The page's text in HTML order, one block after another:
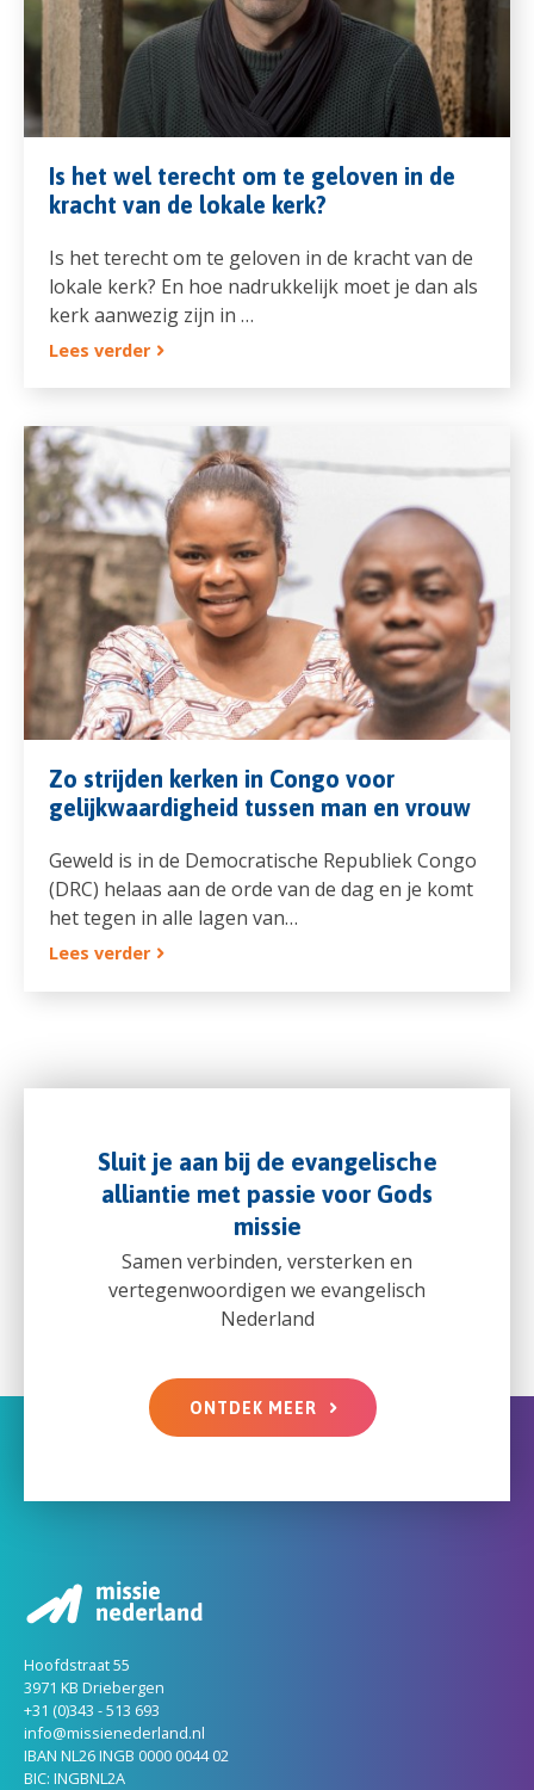
Is het wel terecht om te geloven in de
kracht van de lokale kerk?
Is het terecht om te geloven in de kracht van de
lokale kerk? En hoe nadrukkelijk moet je dan als
kerk aanwezig zijn in …
Lees verder
Zo strijden kerken in Congo voor
gelijkwaardigheid tussen man en vrouw
Geweld is in de Democratische Republiek Congo
(DRC) helaas aan de orde van de dag en je komt
het tegen in alle lagen van…
Lees verder
Sluit je aan bij de evangelische
alliantie met passie voor Gods
missie
Samen verbinden, versterken en
vertegenwoordigen we evangelisch
Nederland
ONTDEK MEER
Hoofdstraat 55
3971 KB Driebergen
+31 (0)343 - 513 693
info@missienederland.nl
IBAN NL26 INGB 0000 0044 02
BIC: INGBNL2A